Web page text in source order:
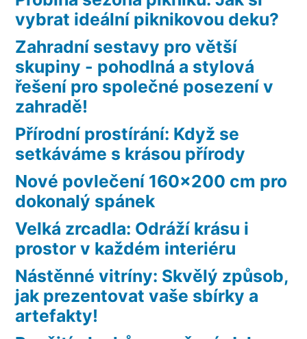
vybrat ideální piknikovou deku?
Zahradní sestavy pro větší
skupiny - pohodlná a stylová
řešení pro společné posezení v
zahradě!
Přírodní prostírání: Když se
setkáváme s krásou přírody
Nové povlečení 160×200 cm pro
dokonalý spánek
Velká zrcadla: Odráží krásu i
prostor v každém interiéru
Nástěnné vitríny: Skvělý způsob,
jak prezentovat vaše sbírky a
artefakty!